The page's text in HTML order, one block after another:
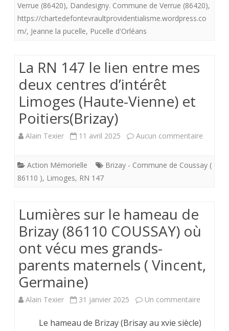
annonce
mais
–
réalité-
peu.
Verrue (86420), Dandesigny. Commune de Verrue (86420),
https://chartedefontevraultprovidentialisme.wordpress.co
m/, Jeanne la pucelle, Pucelle d'Orléans
La RN 147 le lien entre mes
deux centres d’intérêt
Limoges (Haute-Vienne) et
Poitiers(Brizay)
Alain Texier 11 avril 2025 Aucun commentaire
RN
Action Mémorielle
Brizay - Commune de Coussay (
86110 ), Limoges, RN 147
Lumières sur le hameau de
Brizay (86110 COUSSAY) où
ont vécu mes grands-
parents maternels ( Vincent,
Germaine)
Alain Texier 31 janvier 2025 Un commentaire
Le hameau de Brizay (Brisay au xvie siècle)